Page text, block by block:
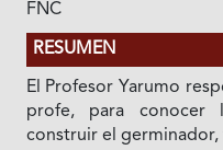
FNC
RESUMEN
El Profesor Yarumo
profe, para conocer
construir el